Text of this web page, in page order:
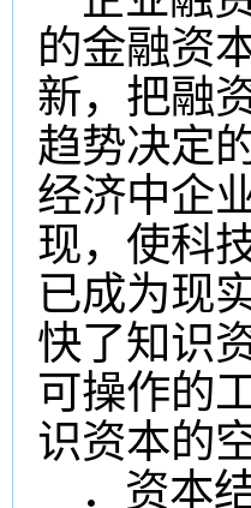
的金融资
新，把融
趋势决定
经济中企
现，使科
已成为现
快了知识
可操作的
识资本的
．资本